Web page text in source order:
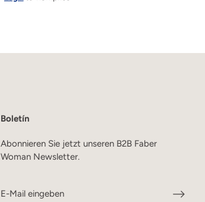
Boletín
Abonnieren Sie jetzt unseren B2B Faber
Woman Newsletter.